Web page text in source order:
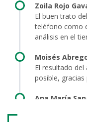
Zoila Rojo
El buen trato
teléfono como
análisis en el
Moisés
El resultado
posible,
Ana María